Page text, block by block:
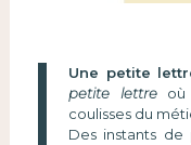
Une petite
petite lettreoù
coulisses du
Des instants